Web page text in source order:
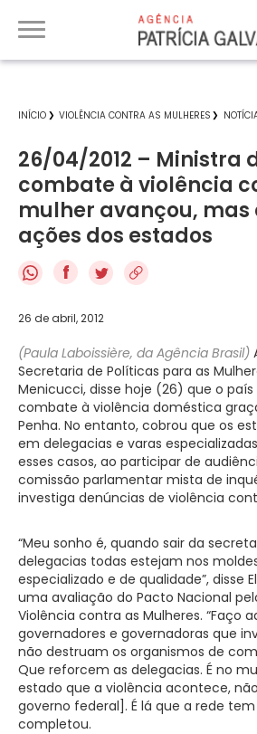
INÍCIO VIOLÊNCIA CONTRA AS MULHERES
26/04/2012 – Ministra
combate à violência
mulher avançou,
ações dos estados
f
26 de abril, 2012
(Paula Laboissière, da Agência Brasil)
Secretaria de Políticas para as
Menicucci, disse hoje (26) que o
combate à violência doméstica
Penha. No entanto, cobrou que os
em delegacias e varas
esses casos, ao participar de
comissão parlamentar mista de
investiga denúncias de violência
“Meu sonho é, quando sair da
delegacias todas estejam nos
especializado e de qualidade”, disse
uma avaliação do Pacto Nacional
Violência contra as Mulheres. “Faço
governadores e governadoras que
não destruam os organismos de
Que reforcem as delegacias. É no
estado que a violência acontece,
governo federal]. É lá que a rede
completou.